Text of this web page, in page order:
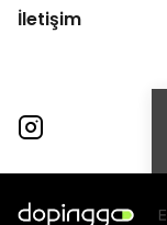
İletişim